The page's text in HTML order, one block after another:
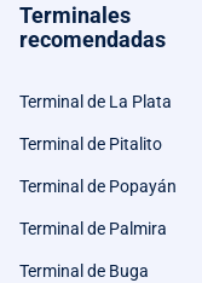
Terminales
recomendadas
Terminal de La Plata
Terminal de Pitalito
Terminal de Popayán
Terminal de Palmira
Terminal de Buga